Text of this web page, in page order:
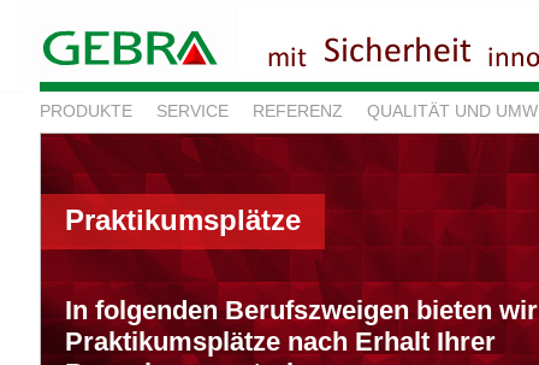
PRODUKTE SERVICE REFERENZ QUALITÄT UND
Praktikumsplätze
In folgenden Berufszweigen bieten
Praktikumsplätze nach Erhalt Ihrer